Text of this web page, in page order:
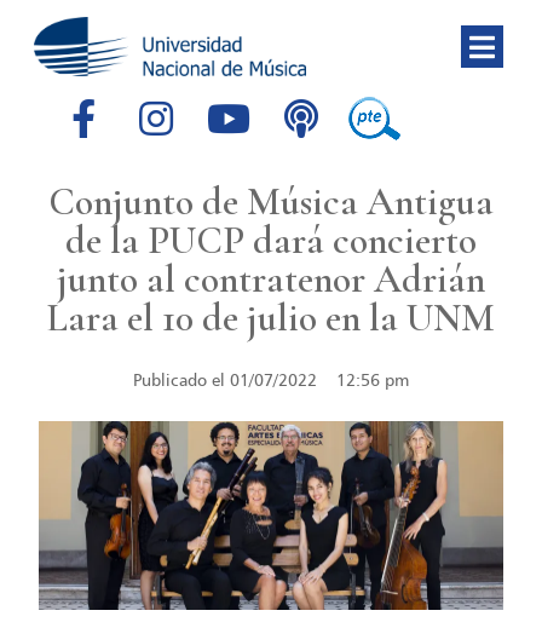
Conjunto de Música Antigua
de la PUCP dará concierto
junto al contratenor Adrián
Lara el 10 de julio en la UNM
Publicado el 01/07/2022 12:56 pm